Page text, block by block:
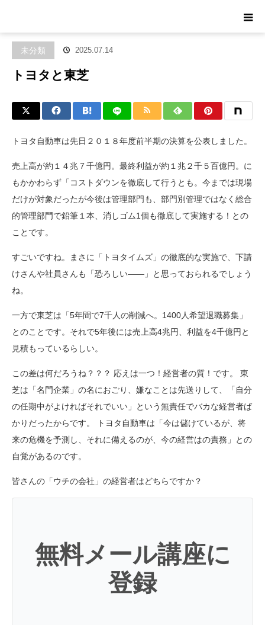
未分類 2025.07.14
トヨタと東芝
トヨタ自動車は先日２０１８年度前半期の決算を公表しました。
売上高が約１４兆７千億円。最終利益が約１兆２千５百億円。に
もかかわらず「コストダウンを徹底して行うとも。今までは現場
だけが対象だったが今後は管理部門も、部門別管理ではなく総合
的管理部門で鉛筆１本、消しゴム1個も徹底して実施する！との
ことです。
すごいですね。まさに「トヨタイムズ」の徹底的な実施で、下請
けさんや社員さんも「恐ろしい――」と思っておられるでしょう
ね。
一方で東芝は「5年間で7千人の削減へ。1400人希望退職募集」
とのことです。それで5年後には売上高4兆円、利益を4千億円と
見積もっているらしい。
この差は何だろうね？？？ 応えは一つ！経営者の質！です。 東
芝は「名門企業」の名におごり、嫌なことは先送りして、「自分
の任期中がよければそれでいい」という無責任でバカな経営者ば
かりだったからです。 トヨタ自動車は「今は儲けているが、将
来の危機を予測し、それに備えるのが、今の経営はの責務」との
自覚があるのです。
皆さんの「ウチの会社」の経営者はどちらですか？
無料メール講座に
登録